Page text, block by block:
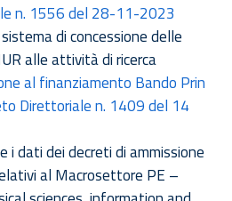
n. 1556 del 28-11-2023
di concessione delle
alle attività di ricerca
al finanziamento Bando Prin
Direttoriale n. 1409 del 14
i dati dei decreti di ammissione
al Macrosettore PE –